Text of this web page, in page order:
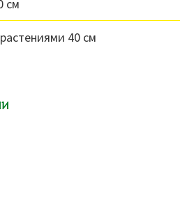
см
40 см